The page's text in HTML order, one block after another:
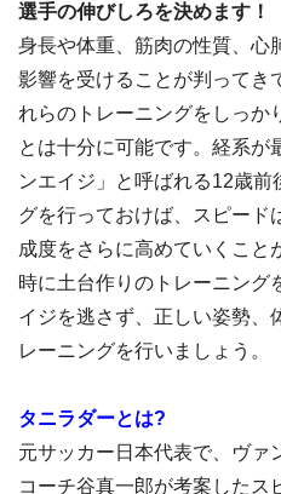
選手の伸びしろを決めます！
身長や体重、筋肉の性質、心
影響を受けることが判ってき
れらのトレーニングをしっか
とは十分に可能です。経系が
ンエイジ」と呼ばれる12歳
グを行っておけば、スピード
成度をさらに高めていくこと
時に土台作りのトレーニング
イジを逃さず、正しい姿勢、
レーニングを行いましょう。
タニラダーとは?
元サッカー日本代表で、ヴァ
コーチ谷真一郎が考案したス